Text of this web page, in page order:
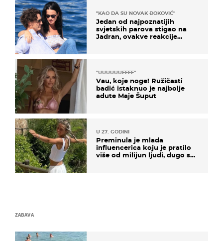
"KAO DA SU NOVAK ĐOKOVIĆ"
Jedan od najpoznatijih
svjetskih parova stigao na
Jadran, ovakve reakcije
"UUUUUUFFFF"
Vau, koje noge! Ružičasti
badić istaknuo je najbolje
adute Maje Šuput
U 27. GODINI
Preminula je mlada
influencerica koju je pratilo
više od milijun ljudi, dugo se
ZABAVA